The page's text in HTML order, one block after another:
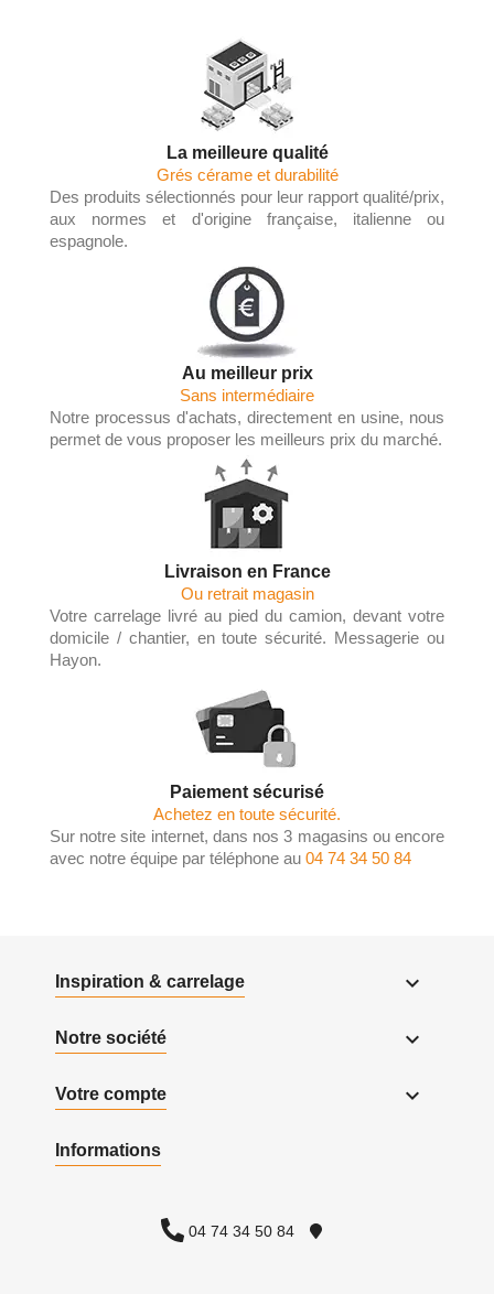
La meilleure qualité
Grés cérame et durabilité
Des produits sélectionnés pour leur rapport qualité/prix,
aux normes et d'origine française, italienne ou
espagnole.
Au meilleur prix
Sans intermédiaire
Notre processus d'achats, directement en usine, nous
permet de vous proposer les meilleurs prix du marché.
Livraison en France
Ou retrait magasin
Votre carrelage livré au pied du camion, devant votre
domicile / chantier, en toute sécurité. Messagerie ou
Hayon.
Paiement sécurisé
Achetez en toute sécurité.
Sur notre site internet, dans nos 3 magasins ou encore
avec notre équipe par téléphone au 04 74 34 50 84
Inspiration & carrelage 
Notre société 
Votre compte 
Informations
04 74 34 50 84